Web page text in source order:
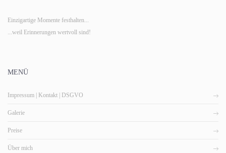
Einzigartige Momente festhalten...
...weil Erinnerungen wertvoll sind!
MENÜ
Impressum | Kontakt | DSGVO
Galerie
Preise
Über mich